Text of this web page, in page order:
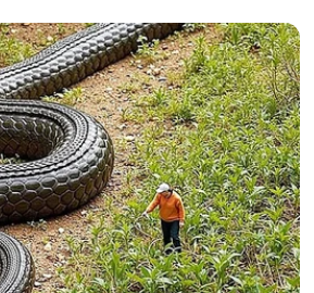
Auf Quermania